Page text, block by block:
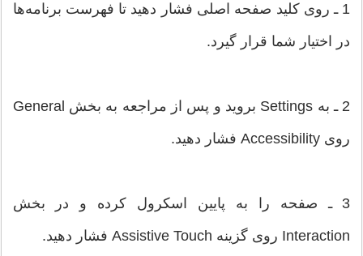
1 ـ روی کلید صفحه اصلی فشار دهید تا فهرست برنامه‌ها
در اختیار شما قرار گیرد.
2 ـ به Settings بروید و پس از مراجعه به بخش General
روی Accessibility فشار دهید.
3 ـ صفحه را به پایین اسکرول کرده و در بخش
Interaction روی گزینه‌ Assistive Touch فشار دهید.